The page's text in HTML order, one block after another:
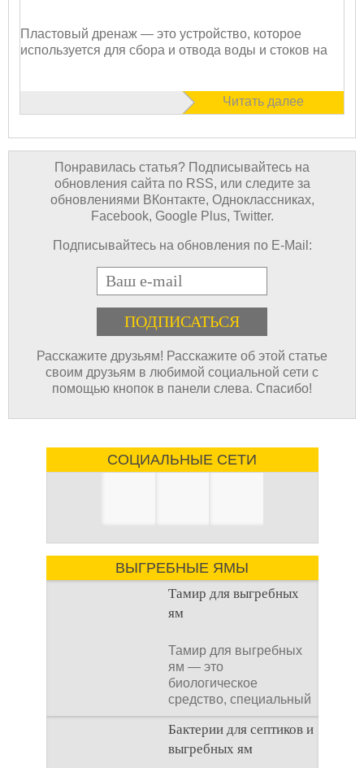
Пластовый дренаж — это устройство, которое
используется для сбора и отвода воды и стоков на
Читать далее
Понравилась статья? Подписывайтесь на
обновления сайта по RSS, или следите за
обновлениями ВКонтакте, Одноклассниках,
Facebook, Google Plus, Twitter.
Подписывайтесь на обновления по E-Mail:
E-mail
Расскажите друзьям! Расскажите об этой статье
своим друзьям в любимой социальной сети с
помощью кнопок в панели слева. Спасибо!
СОЦИАЛЬНЫЕ СЕТИ
ВЫГРЕБНЫЕ ЯМЫ
Тамир для выгребных
ям
Тамир для выгребных
ям — это
биологическое
средство, специальный
концентрат, который
используется
Бактерии для септиков и
выгребных ям